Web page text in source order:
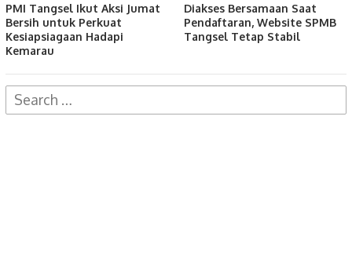
PMI Tangsel Ikut Aksi Jumat
Bersih untuk Perkuat
Kesiapsiagaan Hadapi
Kemarau
Diakses Bersamaan Saat
Pendaftaran, Website SPMB
Tangsel Tetap Stabil
Search
for: